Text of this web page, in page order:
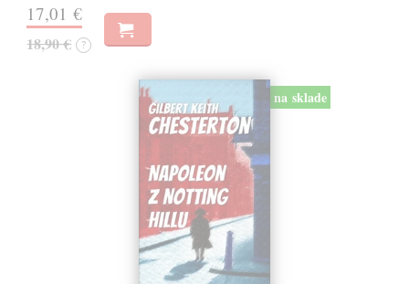
17,01 €
18,90 € ?
na sklade